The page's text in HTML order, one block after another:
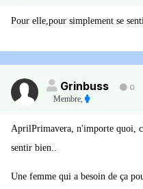
Pour elle,pour simplement se
Grinbuss
0
Membre
AprilPrimavera, n'importe quoi,
sentir bien..
Une femme qui a besoin de ça